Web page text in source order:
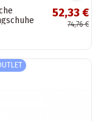
52,33 €
74,76 €